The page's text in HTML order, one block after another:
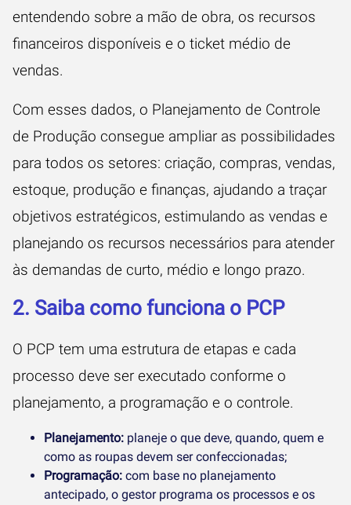
entendendo sobre a mão de obra, os recursos
financeiros disponíveis e o ticket médio de
vendas.
Com esses dados, o Planejamento de Controle
de Produção consegue ampliar as possibilidades
para todos os setores: criação, compras, vendas,
estoque, produção e finanças, ajudando a traçar
objetivos estratégicos, estimulando as vendas e
planejando os recursos necessários para atender
às demandas de curto, médio e longo prazo.
2. Saiba como funciona o PCP
O PCP tem uma estrutura de etapas e cada
processo deve ser executado conforme o
planejamento, a programação e o controle.
Planejamento: planeje o que deve, quando, quem e
como as roupas devem ser confeccionadas;
Programação: com base no planejamento
antecipado, o gestor programa os processos e os